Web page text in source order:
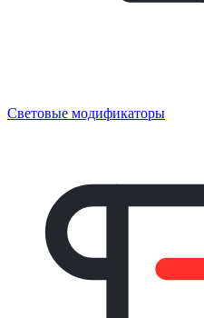
Световые модификаторы